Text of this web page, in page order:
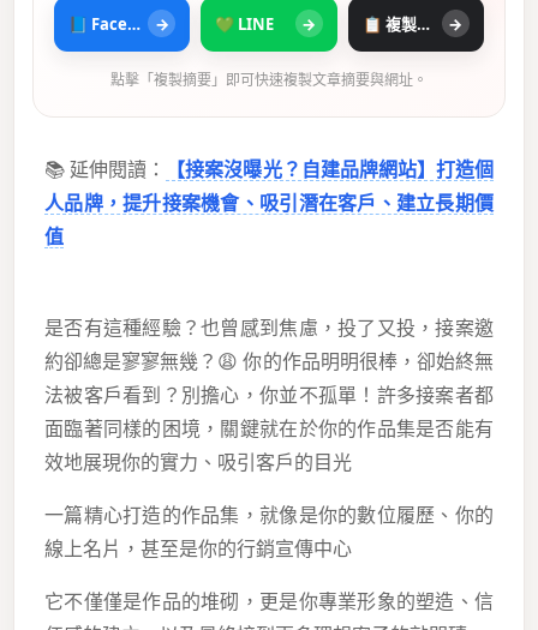
📘 Facebook → 💚 LINE → 📋 複製摘要 →
點擊「複製摘要」即可快速複製文章摘要與網址。
📚 延伸閱讀：
【接案沒曝光？自建品牌網站】打造個
人品牌，提升接案機會、吸引潛在客戶、建立長期價
值
是否有這種經驗？也曾感到焦慮，投了又投，接案邀
約卻總是寥寥無幾？😩 你的作品明明很棒，卻始終無
法被客戶看到？別擔心，你並不孤單！許多接案者都
面臨著同樣的困境，關鍵就在於你的作品集是否能有
效地展現你的實力、吸引客戶的目光
一篇精心打造的作品集，就像是你的數位履歷、你的
線上名片，甚至是你的行銷宣傳中心
它不僅僅是作品的堆砌，更是你專業形象的塑造、信